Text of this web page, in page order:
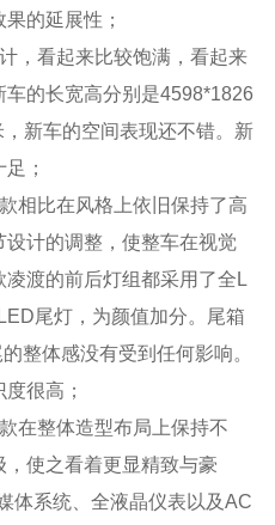
的延展性；
，看起来比较饱满，看起来
的长宽高分别是4598*1826
新车的空间表现还不错。新
；
相比在风格上依旧保持了高
计的调整，使整车在视觉
渡的前后灯组都采用了全L
尾灯，为颜值加分。尾箱
整体感没有受到任何影响。
很高；
在整体造型布局上保持不
使之看着更显精致与豪
体系统、全液晶仪表以及AC